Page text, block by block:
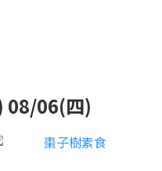
08/06(四)